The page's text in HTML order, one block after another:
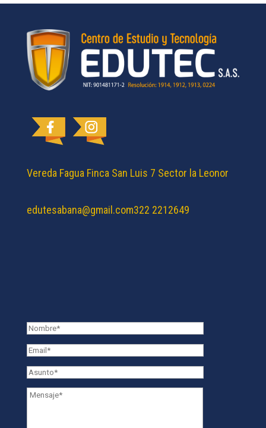
Vereda Fagua Finca San Luis 7 Sector la Leonor
edutesabana@gmail.com322 2212649